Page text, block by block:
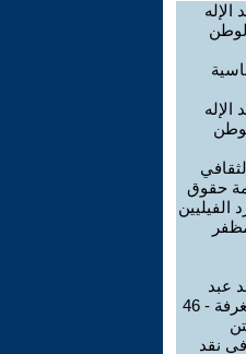
حقوق
الفيليين
عبد
المجيد لكتاب الغرفة - 46
نقد